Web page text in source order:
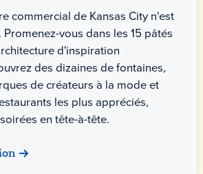
commercial de Kansas City n'est
vous dans les 15 pâtés
d'inspiration
des dizaines de fontaines,
de créateurs à la mode et
les plus appréciés,
en tête-à-tête.